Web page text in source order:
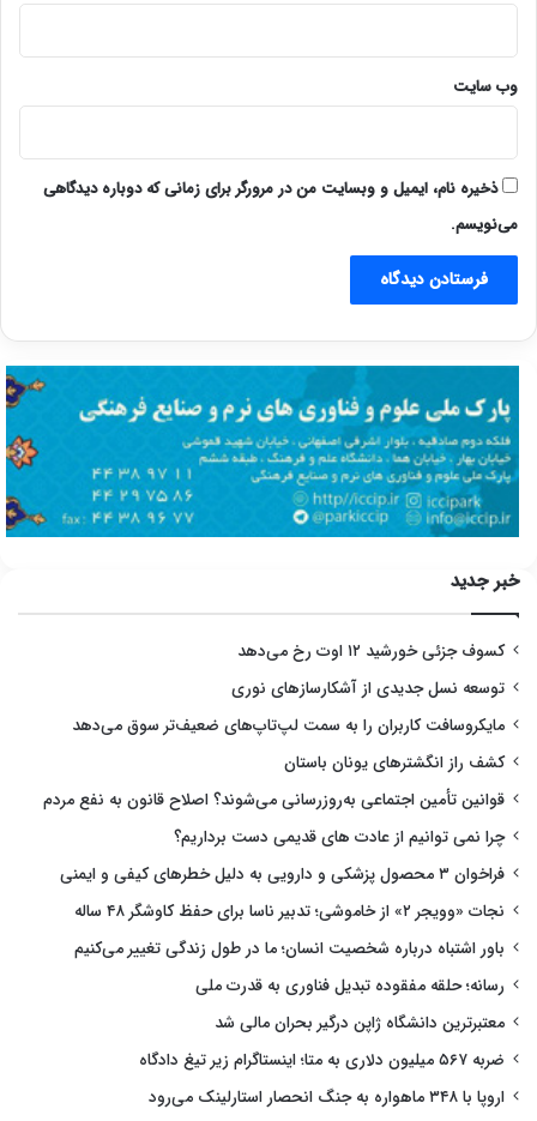
وب‌ سایت
ذخیره نام، ایمیل و وبسایت من در مرورگر برای زمانی که دوباره دیدگاهی
می‌نویسم.
خبر جدید
کسوف جزئی خورشید ۱۲ اوت رخ می‌دهد
توسعه نسل جدیدی از آشکارسازهای نوری
مایکروسافت کاربران را به سمت لپ‌تاپ‌های ضعیف‌تر سوق می‌دهد
کشف راز انگشترهای یونان باستان
قوانین تأمین اجتماعی به‌روزرسانی می‌شوند؟ اصلاح قانون به نفع مردم
چرا نمی توانیم از عادت های قدیمی دست برداریم؟
فراخوان ۳ محصول پزشکی و دارویی به دلیل خطرهای کیفی و ایمنی
نجات «وویجر ۲» از خاموشی؛ تدبیر ناسا برای حفظ کاوشگر ۴۸ ساله
باور اشتباه درباره شخصیت انسان؛ ما در طول زندگی تغییر می‌کنیم
رسانه؛ حلقه مفقوده تبدیل فناوری به قدرت ملی
معتبرترین دانشگاه ژاپن درگیر بحران مالی شد
ضربه ۵۶۷ میلیون دلاری به متا؛ اینستاگرام زیر تیغ دادگاه
اروپا با ۳۴۸ ماهواره به جنگ انحصار استارلینک می‌رود